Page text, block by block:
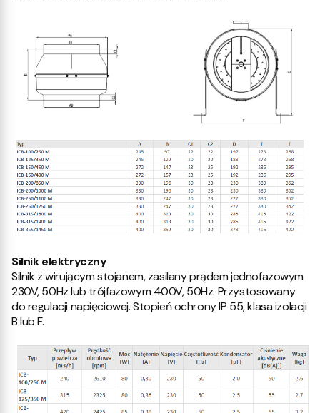
Silnik elektryczny
Silnik z wirującym stojanem, zasilany prądem jednofazowym
230V, 50Hz lub trójfazowym 400V, 50Hz. Przystosowany
do regulacji napięciowej. Stopień ochrony IP 55, klasa izolacji
B lub F.